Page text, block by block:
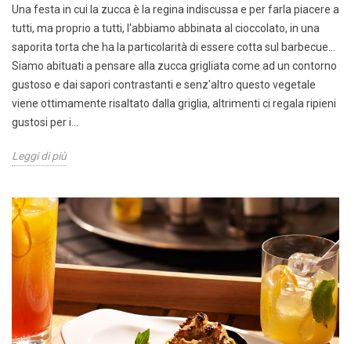
Una festa in cui la zucca è la regina indiscussa e per farla piacere a
tutti, ma proprio a tutti, l'abbiamo abbinata al cioccolato, in una
saporita torta che ha la particolarità di essere cotta sul barbecue...
Siamo abituati a pensare alla zucca grigliata come ad un contorno
gustoso e dai sapori contrastanti e senz'altro questo vegetale
viene ottimamente risaltato dalla griglia, altrimenti ci regala ripieni
gustosi per i...
Leggi di più